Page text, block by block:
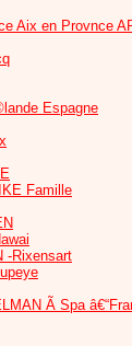
Aix en Provnce
Espagne
Famille
-Rixensart
Ã Spa